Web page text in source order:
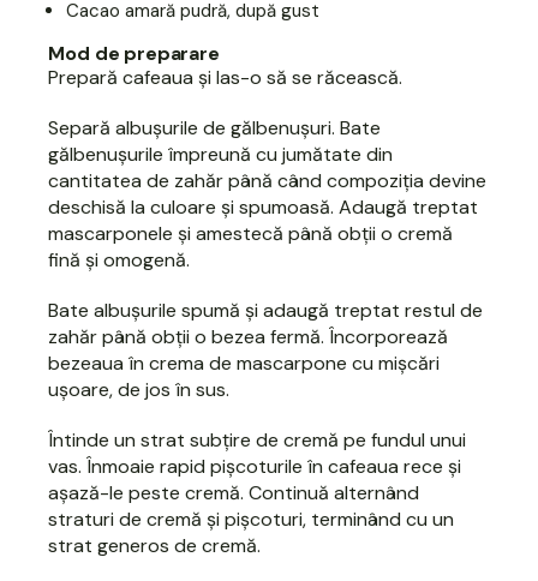
Cacao amară pudră, după gust
Mod de preparare
Prepară cafeaua și las-o să se răcească.
Separă albușurile de gălbenușuri. Bate
gălbenușurile împreună cu jumătate din
cantitatea de zahăr până când compoziția devine
deschisă la culoare și spumoasă. Adaugă treptat
mascarponele și amestecă până obții o cremă
fină și omogenă.
Bate albușurile spumă și adaugă treptat restul de
zahăr până obții o bezea fermă. Încorporează
bezeaua în crema de mascarpone cu mișcări
ușoare, de jos în sus.
Întinde un strat subțire de cremă pe fundul unui
vas. Înmoaie rapid pișcoturile în cafeaua rece și
așază-le peste cremă. Continuă alternând
straturi de cremă și pișcoturi, terminând cu un
strat generos de cremă.